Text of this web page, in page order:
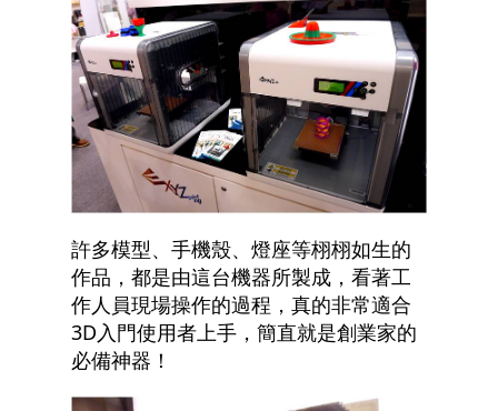
許多模型、手機殼、燈座等栩栩如生的
作品，都是由這台機器所製成，看著工
作人員現場操作的過程，真的非常適合
3D入門使用者上手，簡直就是創業家的
必備神器！